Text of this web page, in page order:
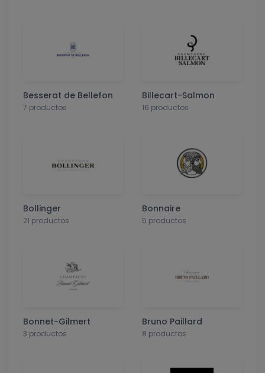
Besserat de Bellefon
7 productos
Billecart-Salmon
16 productos
Bollinger
21 productos
Bonnaire
5 productos
Bonnet-Gilmert
3 productos
Bruno Paillard
8 productos